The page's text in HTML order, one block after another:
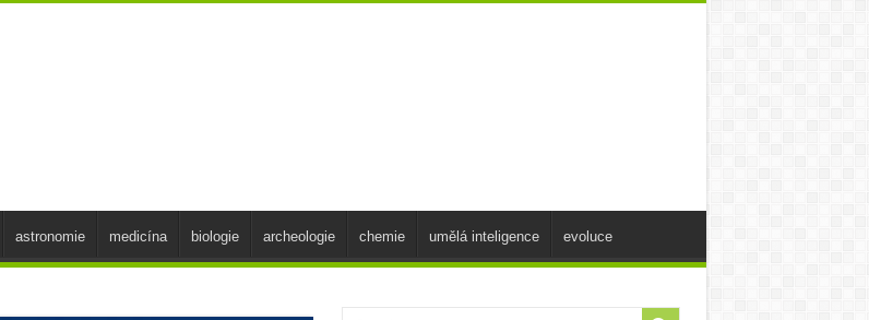
astronomie medicína biologie archeologie chemie umělá inteligence evoluce